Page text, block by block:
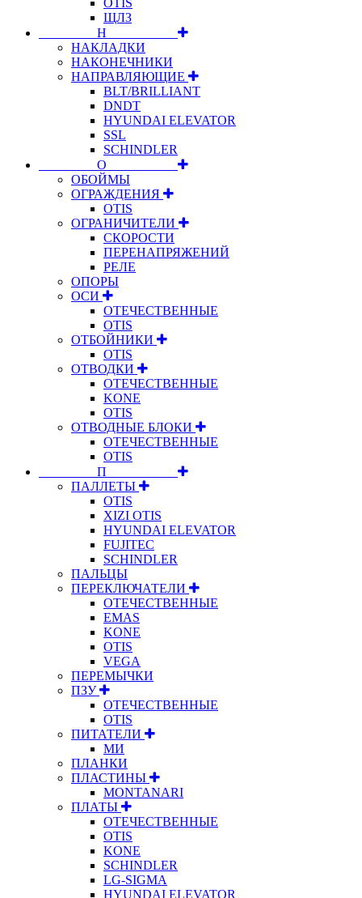
ЩЛЗ
⠀⠀⠀⠀⠀⠀Н⠀⠀⠀⠀⠀⠀⠀
НАКЛАДКИ
НАКОНЕЧНИКИ
НАПРАВЛЯЮЩИЕ
BLT/BRILLIANT
DNDT
HYUNDAI ELEVATOR
SSL
SCHINDLER
⠀⠀⠀⠀⠀⠀О⠀⠀⠀⠀⠀⠀⠀
ОБОЙМЫ
ОГРАЖДЕНИЯ
OTIS
ОГРАНИЧИТЕЛИ
СКОРОСТИ
ПЕРЕНАПРЯЖЕНИЙ
РЕЛЕ
ОПОРЫ
ОСИ
ОТЕЧЕСТВЕННЫЕ
OTIS
ОТБОЙНИКИ
OTIS
ОТВОДКИ
ОТЕЧЕСТВЕННЫЕ
KONE
OTIS
ОТВОДНЫЕ БЛОКИ
ОТЕЧЕСТВЕННЫЕ
OTIS
⠀⠀⠀⠀⠀⠀П⠀⠀⠀⠀⠀⠀⠀
ПАЛЛЕТЫ
OTIS
XIZI OTIS
HYUNDAI ELEVATOR
FUJITEC
SCHINDLER
ПАЛЬЦЫ
ПЕРЕКЛЮЧАТЕЛИ
ОТЕЧЕСТВЕННЫЕ
EMAS
KONE
OTIS
VEGA
ПЕРЕМЫЧКИ
ПЗУ
ОТЕЧЕСТВЕННЫЕ
OTIS
ПИТАТЕЛИ
МИ
ПЛАНКИ
ПЛАСТИНЫ
MONTANARI
ПЛАТЫ
ОТЕЧЕСТВЕННЫЕ
OTIS
KONE
SCHINDLER
LG-SIGMA
HYUNDAI ELEVATOR